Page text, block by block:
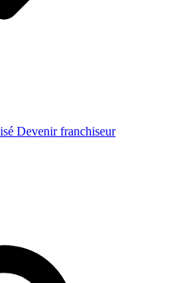
Devenir franchiseur